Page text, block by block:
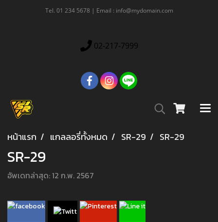
Tel. 01 234 5678 | Email : info@mydomain.com
02-217-7999
หน้าแรก แกลลอรี่ทั้งหมด SR-29 SR-29
SR-29
อัพเดทล่าสุด: 12 ก.พ. 2567